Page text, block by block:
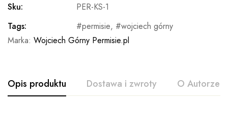
Sku:
PER-KS-1
Tags:
permisie,
wojciech górny
Marka: Wojciech Górny Permisie.pl
Opis produktu Dostawa i zwroty O Autorze